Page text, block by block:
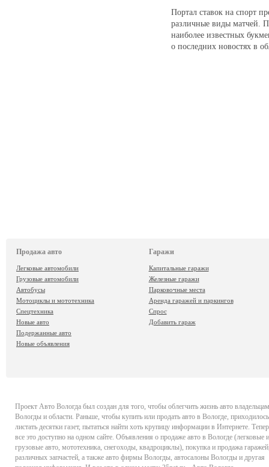
Портал ставок на спорт
различные виды матчей.
наиболее известных
о последних новостях в
Продажа авто
Легковые автомобили
Грузовые автомобили
Автобусы
Мотоциклы и мототехника
Спецтехника
Новые авто
Подержанные авто
Новые объявления
Гаражи
Капитальные гаражи
Железные гаражи
Парковочные места
Аренда гаражей и паркингов
Спрос
Добавить гараж
Проект Авто Вологда был создан для того, чтобы облегчить жизнь авто владельцам
Вологды и области. Раньше, чтобы купить или продать авто в Вологде, приходилось
листать десятки газет, пытаться найти хоть крупицу информации в Интернете.
все это доступно на одном сайте. Объявления о продаже авто в Вологде (легковые и
грузовые авто, мототехника, снегоходы, квадроциклы), покупка и продажа
различных запчастей, а также авто фирмы Вологды, автосалоны Вологды и другая